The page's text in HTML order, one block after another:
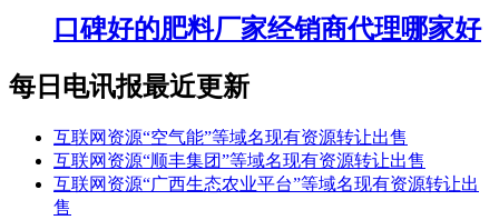
口碑好的肥料厂家经销商代理哪家好
每日电讯报最近更新
互联网资源“空气能”等域名现有资源转让出售
互联网资源“顺丰集团”等域名现有资源转让出售
互联网资源“广西生态农业平台”等域名现有资源转让出
售